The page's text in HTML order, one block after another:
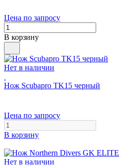
Цена по запросу
В корзину
Нет в наличии
Нож Scubapro TK15 черный
Цена по запросу
В корзину
Нет в наличии